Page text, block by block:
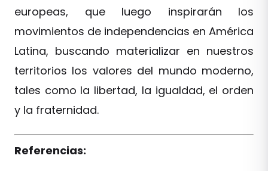
europeas, que luego inspirarán los
movimientos de independencias en América
Latina, buscando materializar en nuestros
territorios los valores del mundo moderno,
tales como la libertad, la igualdad, el orden
y la fraternidad.
Referencias: